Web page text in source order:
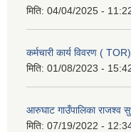
मिति: 04/04/2025 -
कर्मचारी कार्य विवरण ( TOR)
मिति: 01/08/2023 -
आरुघाट गाउँपालिका राजश्व
मिति: 07/19/2022 -